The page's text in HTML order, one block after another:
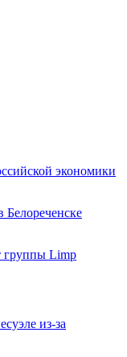
экономики
Белореченске
группы Limp
из-за